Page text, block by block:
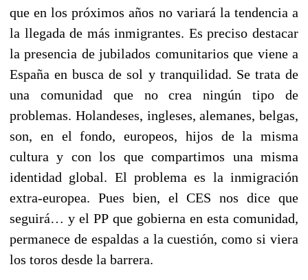
que en los próximos años no variará la tendencia a
la llegada de más inmigrantes. Es preciso destacar
la presencia de jubilados comunitarios que viene a
España en busca de sol y tranquilidad. Se trata de
una comunidad que no crea ningún tipo de
problemas. Holandeses, ingleses, alemanes, belgas,
son, en el fondo, europeos, hijos de la misma
cultura y con los que compartimos una misma
identidad global. El problema es la inmigración
extra-europea. Pues bien, el CES nos dice que
seguirá… y el PP que gobierna en esta comunidad,
permanece de espaldas a la cuestión, como si viera
los toros desde la barrera.